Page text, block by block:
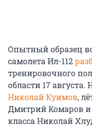
Опытный образец
самолета Ил-112
тренировочного
области 17
Николай Куимов,
Дмитрий Комаров и
класса Николай